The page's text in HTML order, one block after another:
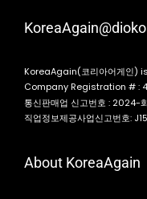
KoreaAgain(코리아어게인)
Company Registration # :
통신판매업 신고번호 : 2024-
직업정보제공사업신고번호:
About KoreaAgain